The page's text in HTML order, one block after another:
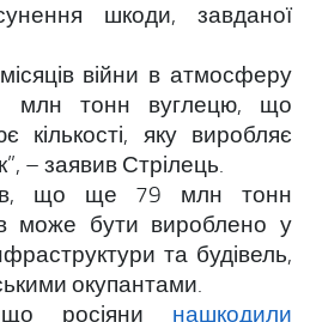
шкоди, завданої
війни в атмосферу
млн тонн вуглецю, що
кількості, яку виробляє
– заявив Стрілець.
що ще 79 млн тонн
може бути вироблено у
та будівель,
окупантами.
що росіяни нашкодили